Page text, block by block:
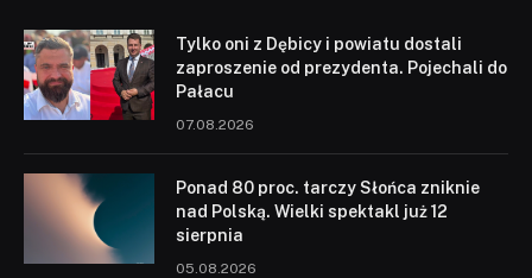
Tylko oni z Dębicy i powiatu dostali
zaproszenie od prezydenta. Pojechali do
Pałacu
07.08.2026
Ponad 80 proc. tarczy Słońca zniknie
nad Polską. Wielki spektakl już 12
sierpnia
05.08.2026